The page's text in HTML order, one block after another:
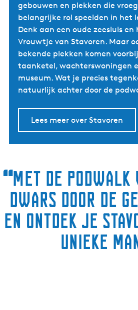
gebouwen en plekken die
belangrijke rol speelden in het
Denk aan een oude zeesluis en
Vrouwtje van Stavoren. Maar
bekende plekken komen
taanketel, wachterswoningen
museum. Wat je precies
natuurlijk achter door de
Lees meer over Stavoren
“Met de
dwars door de
en ontdek je
unieke